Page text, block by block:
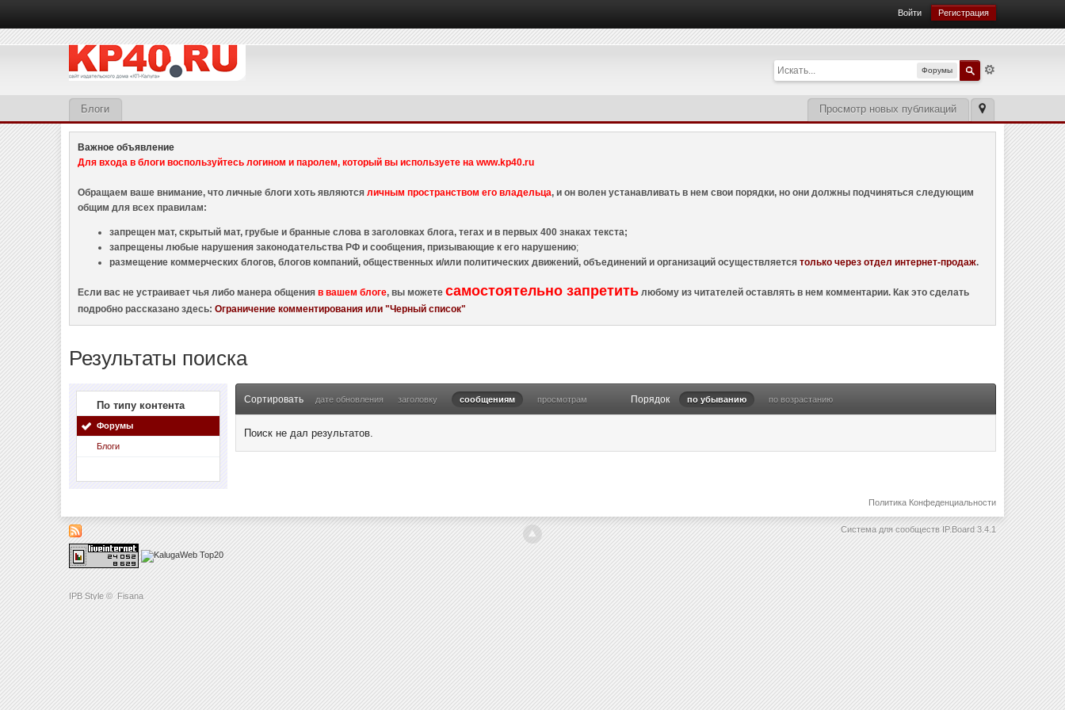
IPB Style © Fisana
Войти Регистрация
Форумы
Просмотр новых публикаций
Блоги
Важное объявление
Для входа в блоги воспользуйтесь логином и паролем, который вы используете на www.kp40.ru
Обращаем ваше внимание, что личные блоги хоть являютсяличным пространством его владельца, и он волен устанавливать в нем свои порядки, но они должны подчиняться следующим
общим для всех правилам:
запрещен мат, скрытый мат, грубые и бранные слова в заголовках блога, тегах и в первых 400 знаках текста;
запрещены любые нарушения законодательства РФ и сообщения, призывающие к его нарушению;
размещение коммерческих блогов, блогов компаний, общественных и/или политических движений, объединений и организаций осуществляетсятолько через отдел интернет-продаж.
Если вас не устраивает чья либо манера общенияв вашем блоге, вы можетесамостоятельно запретить любому из читателей оставлять в нем комментарии. Как это сделать
подробно рассказано здесь:Ограничение комментирования или "Черный список"
Результаты поиска
По типу контента
Форумы
Блоги
Сортировать дате обновления заголовку сообщениям просмотрам Порядок по убыванию по возрастанию
Поиск не дал результатов.
Политика Конфеденциальности
Система для сообществ IP.Board 3.4.1